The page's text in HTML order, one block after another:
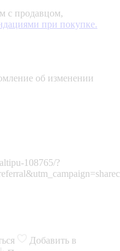
с продавцом,
при покупке.
об изменении
108765/?
Добавить в